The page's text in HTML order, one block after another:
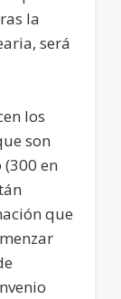
la
será
los
son
en
que